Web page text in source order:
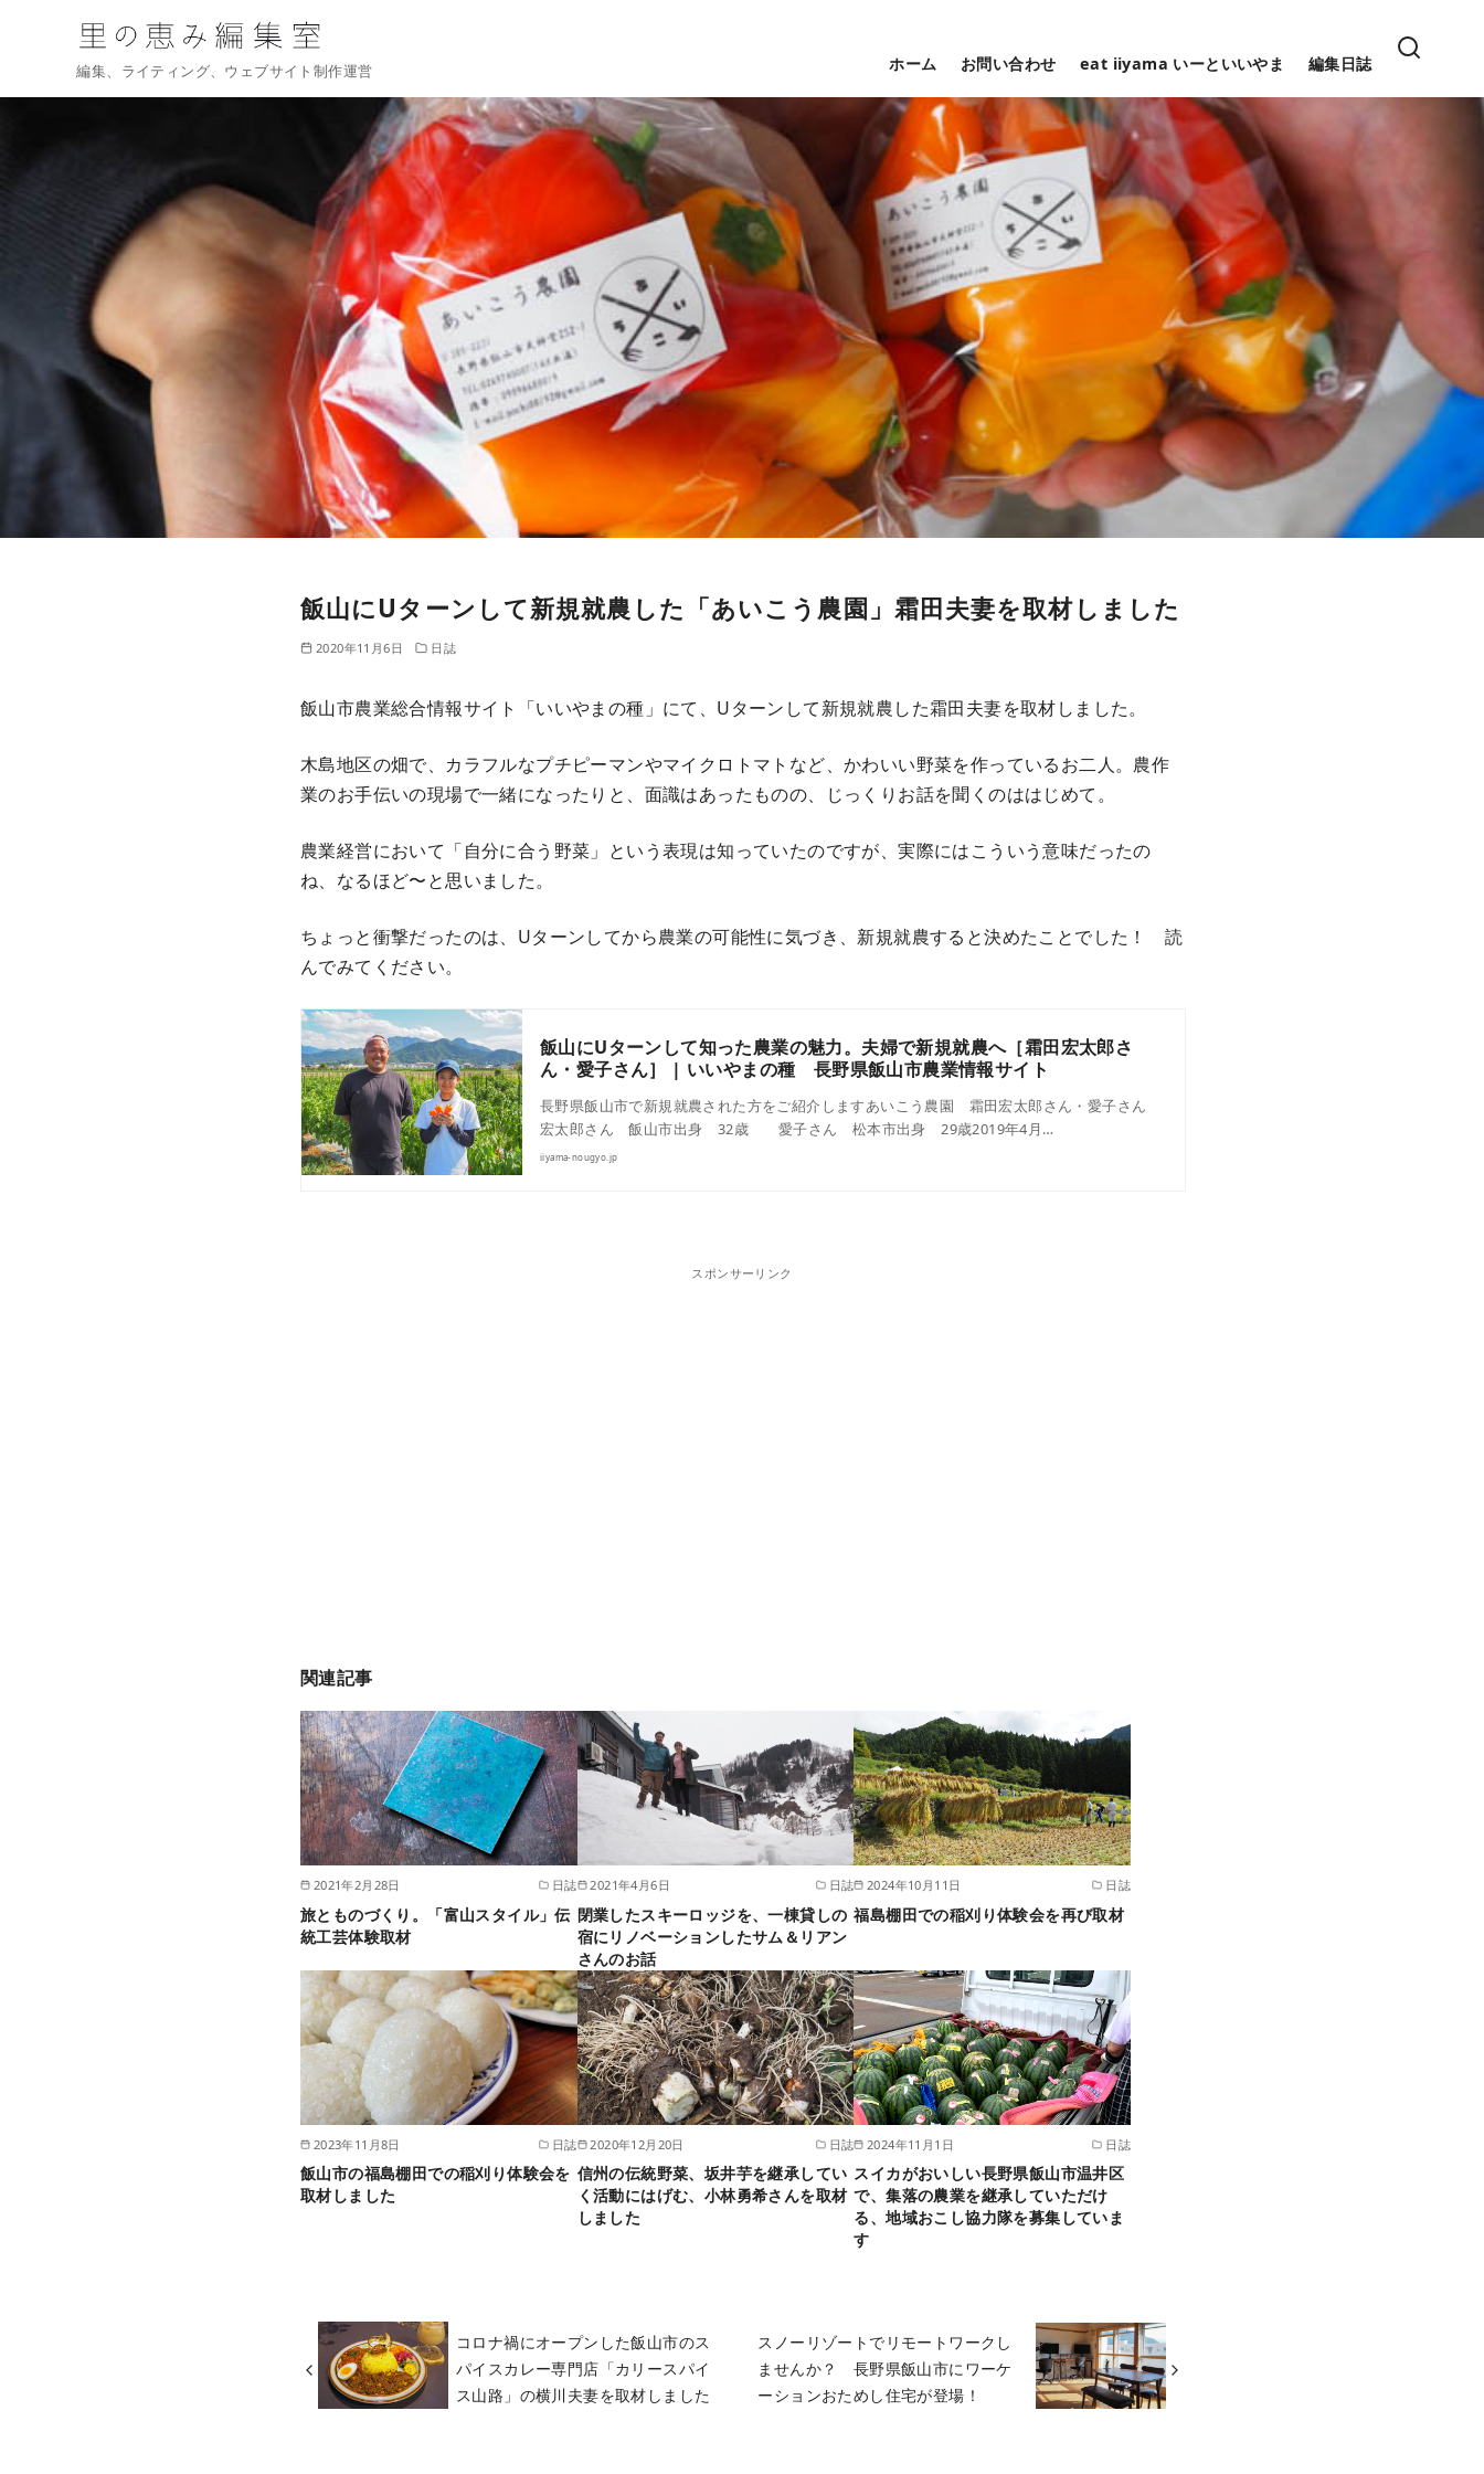
編集、ライティング、ウェブサイト制作運営 ホーム お問い合わせ eat iiyama いーといいやま 編集日誌
飯山にUターンして新規就農した「あいこう農園」霜田夫妻を取材しました
2020年11月6日 日誌
飯山市農業総合情報サイト「いいやまの種」にて、Uターンして新規就農した霜田夫妻を取材しました。
木島地区の畑で、カラフルなプチピーマンやマイクロトマトなど、かわいい野菜を作っているお二人。農作
業のお手伝いの現場で一緒になったりと、面識はあったものの、じっくりお話を聞くのははじめて。
農業経営において「自分に合う野菜」という表現は知っていたのですが、実際にはこういう意味だったの
ね、なるほど〜と思いました。
ちょっと衝撃だったのは、Uターンしてから農業の可能性に気づき、新規就農すると決めたことでした！ 読
んでみてください。
飯山にUターンして知った農業の魅力。夫婦で新規就農へ［霜田宏太郎さ
ん・愛子さん］ | いいやまの種 長野県飯山市農業情報サイト
長野県飯山市で新規就農された方をご紹介しますあいこう農園 霜田宏太郎さん・愛子さん
宏太郎さん 飯山市出身 32歳 愛子さん 松本市出身 29歳2019年4月…
iiyama-nougyo.jp
スポンサーリンク
関連記事
2021年2月28日 日誌
旅とものづくり。「富山スタイル」伝
統工芸体験取材
2021年4月6日 日誌
閉業したスキーロッジを、一棟貸しの
宿にリノベーションしたサム＆リアン
さんのお話
2024年10月11日 日誌
福島棚田での稲刈り体験会を再び取材
2023年11月8日 日誌
飯山市の福島棚田での稲刈り体験会を
取材しました
2020年12月20日 日誌
信州の伝統野菜、坂井芋を継承してい
く活動にはげむ、小林勇希さんを取材
しました
2024年11月1日 日誌
スイカがおいしい長野県飯山市温井区
で、集落の農業を継承していただけ
る、地域おこし協力隊を募集していま
す
コロナ禍にオープンした飯山市のス
パイスカレー専門店「カリースパイ
ス山路」の横川夫妻を取材しました
スノーリゾートでリモートワークし
ませんか？ 長野県飯山市にワーケ
ーションおためし住宅が登場！